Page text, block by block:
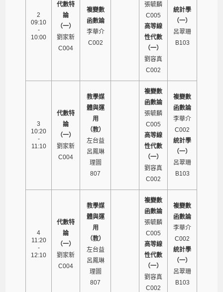
2
09:10
-
10:00
代數特
論
（一）
劉家新
C004
複變數
函數論
李華介
C002
張毓麟
C005
高等線
性代數
（一）
劉容真
C002
統計學
（一）
呂翠珊
B103
3
10:20
-
11:10
代數特
論
（一）
劉家新
C004
教學媒
體與運
用
（教）
左台益
呂鳳琳
理圖
807
複變數
函數論
張毓麟
C005
高等線
性代數
（一）
劉容真
C002
複變數
函數論
李華介
C002
統計學
（一）
呂翠珊
B103
4
11:20
-
12:10
代數特
論
（一）
劉家新
C004
教學媒
體與運
用
（教）
左台益
呂鳳琳
理圖
807
複變數
函數論
張毓麟
C005
高等線
性代數
（一）
劉容真
C002
複變數
函數論
李華介
C002
統計學
（一）
呂翠珊
B103